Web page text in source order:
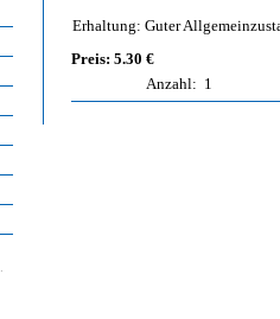
Erhaltung: Guter
Preis: 5.30 €
Anzahl: 1